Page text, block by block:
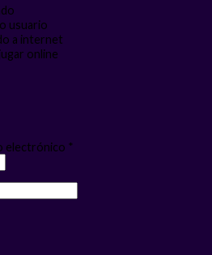
usuario
a internet
online
electrónico *